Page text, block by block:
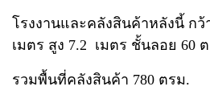
โรงงานและคลังสินค้าหลังนี้ กว้
เมตร สูง 7.2 เมตร ชั้นลอย 60
รวมพื้นที่คลังสินค้า 780 ตรม.